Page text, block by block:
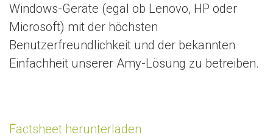
Windows-Geräte (egal ob Lenovo, HP oder
Microsoft) mit der höchsten
Benutzerfreundlichkeit und der bekannten
Einfachheit unserer Amy-Lösung zu betreiben.
Factsheet herunterladen